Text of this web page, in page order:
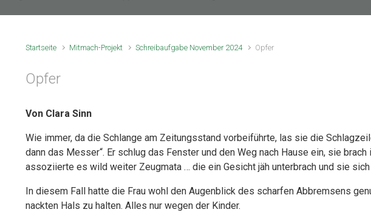
Startseite Mitmach-Projekt Schreibaufgabe November 2024 Opfer
Opfer
Von Clara Sinn
Wie immer, da die Schlange am Zeitungsstand vorbeiführte, las sie die
dann das Messer“. Er schlug das Fenster und den Weg nach Hause ein, sie
assoziierte es wild weiter Zeugmata … die ein Gesicht jäh unterbrach und sie
In diesem Fall hatte die Frau wohl den Augenblick des scharfen Abbremsens
nackten Hals zu halten. Alles nur wegen der Kinder.